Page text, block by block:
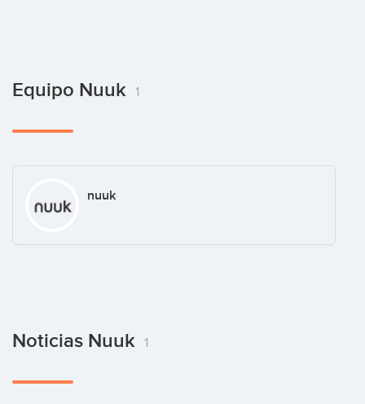
Equipo Nuuk 1
nuuk
Noticias Nuuk 1